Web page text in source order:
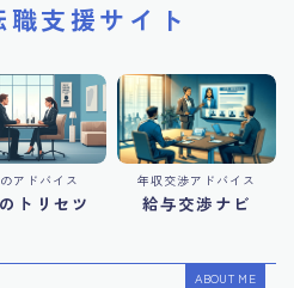
職支援サイト
アドバイス
トリセツ
年収交渉アドバイス
給与交渉ナビ
ABOUT ME